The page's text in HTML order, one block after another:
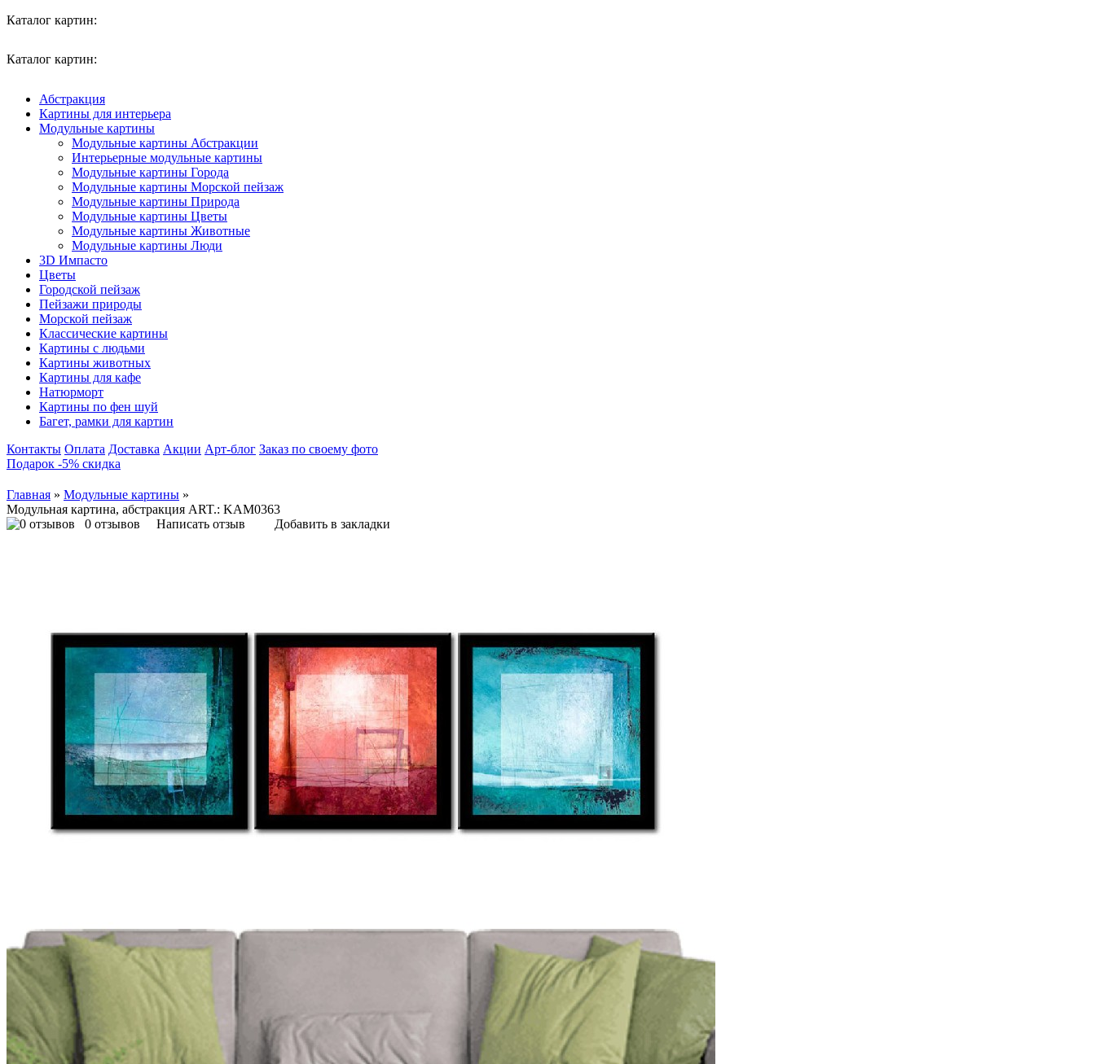
Каталог картин:
Каталог картин:
Абстракция
Картины для интерьера
Модульные картины
Модульные картины Абстракции
Интерьерные модульные картины
Модульные картины Города
Модульные картины Морской пейзаж
Модульные картины Природа
Модульные картины Цветы
Модульные картины Животные
Модульные картины Люди
3D Импасто
Цветы
Городской пейзаж
Пейзажи природы
Морской пейзаж
Классические картины
Картины с людьми
Картины животных
Картины для кафе
Натюрморт
Картины по фен шуй
Багет, рамки для картин
Контакты Оплата Доставка Акции Арт-блог Заказ по своему фото
Подарок -5% скидка
Главная » Модульные картины »
Модульная картина, абстракция ART.: KAM0363
0 отзывов
Написать отзыв Добавить в закладки